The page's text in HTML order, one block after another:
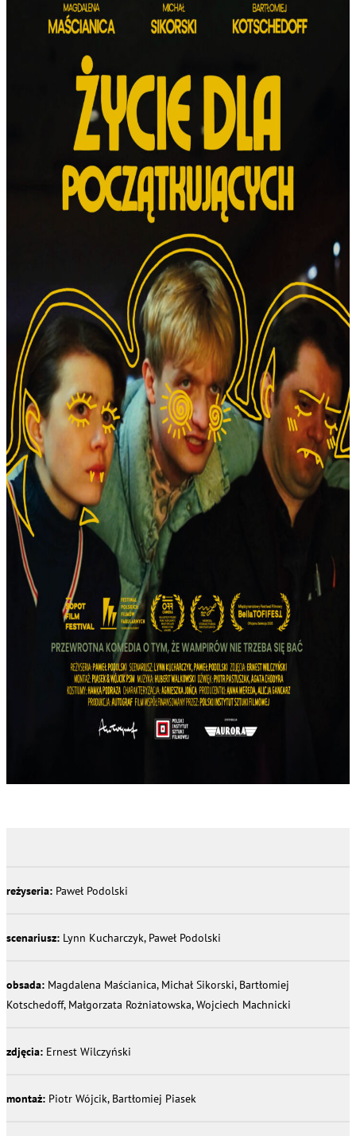
reżyseria: Paweł Podolski
scenariusz: Lynn Kucharczyk, Paweł Podolski
obsada: Magdalena Maścianica, Michał Sikorski, Bartłomiej
Kotschedoff, Małgorzata Rożniatowska, Wojciech Machnicki
zdjęcia: Ernest Wilczyński
montaż: Piotr Wójcik, Bartłomiej Piasek